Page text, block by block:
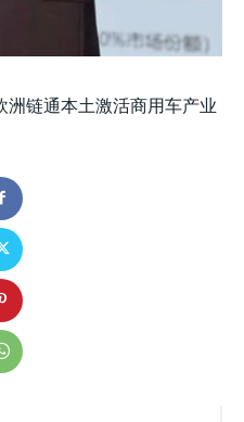
洲链通本土激活商用车产业